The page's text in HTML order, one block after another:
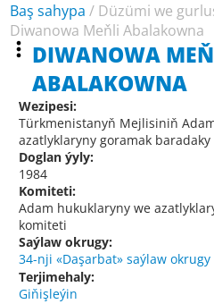
Baş sahypa / Düzümi we
Diwanowa Meňli Abalakowna
DIWANOWA
ABALAKOWNA
Wezipesi:
Türkmenistanyň Mejlisiniň
azatlyklaryny goramak
Doglan ýyly:
1984
Komiteti:
Adam hukuklaryny we
komiteti
Saýlaw okrugy:
34-nji «Daşarbat» saýlaw okrugy
Terjimehaly:
Giňişleýin